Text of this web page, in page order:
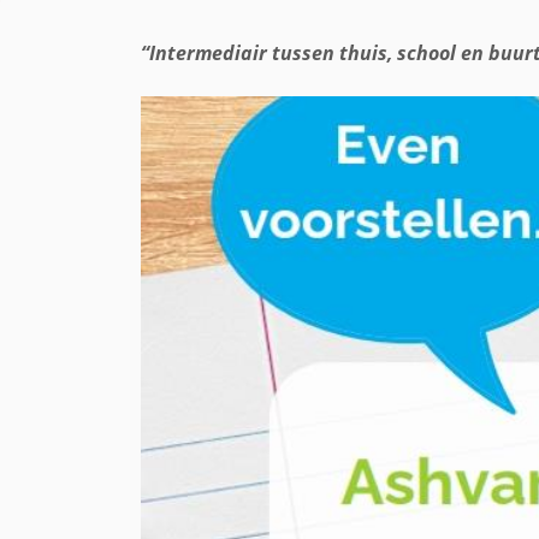
“Intermediair tussen thuis, school en